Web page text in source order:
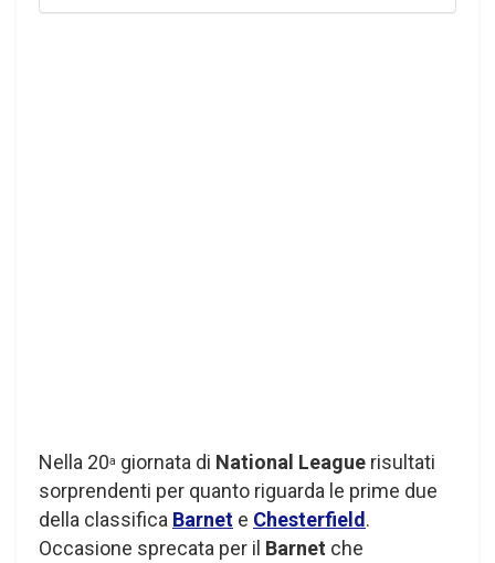
Nella 20a giornata di National League risultati
sorprendenti per quanto riguarda le prime due
della classifica Barnet e Chesterfield.
Occasione sprecata per il Barnet che